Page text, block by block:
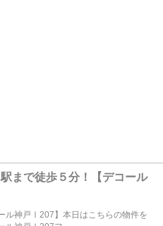
まで徒歩５分！【デコール
ル神戸Ⅰ207】本日はこちらの物件を